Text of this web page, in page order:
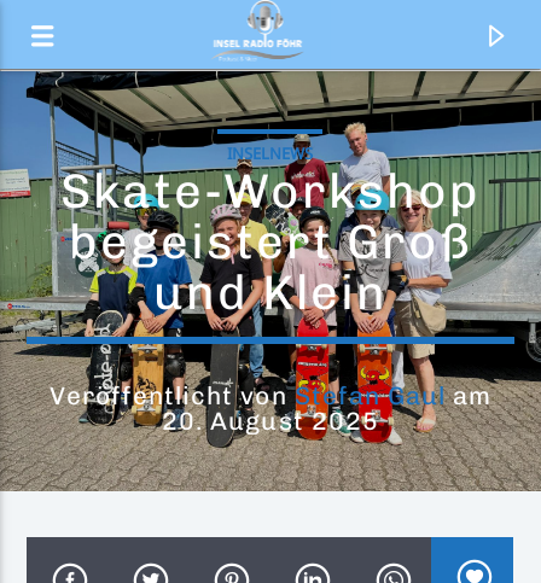
Aktueller Titel
Don't Treat Me Bad
INSELNEWS
Skate-Workshop
begeistert Groß
und Klein
Veröffentlicht vonStefan Gaulam
20. August 2025